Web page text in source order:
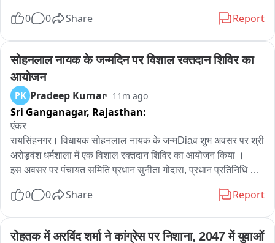
मंडळातील शेतकऱ्यांनाच भरपाई मिळाल्याने इतर भागातील शेतकऱ्यांमध्ये
पाठ फिरवल्याचे दिसून येत आहे.
0 0 Share Report
सोहनलाल नायक के जन्मदिन पर विशाल रक्तदान शिविर का
आयोजन
PK Pradeep Kumar 11m ago
Sri Ganganagar, Rajasthan:
एंकर
रायसिंहनगर। विधायक सोहनलाल नायक के जन्मDiaव शुभ अवसर पर श्री
अरोड़वंश धर्मशाला में एक विशाल रक्तदान शिविर का आयोजन किया ।
इस अवसर पर पंचायत समिति प्रधान सुनीता गोदारा, प्रधान प्रतिनिधि
सहित अनेक वरिष्ठ कार्यकर्ता व गणमान्य नागरिक मौजूद हैं।
मिल रहा है। सुबह से ही काफी संख्या में क्षेत्रवासी और समर्थक धर्मशाला
0 0 Share Report
रोहतक में अरविंद शर्मा ने कांग्रेस पर निशाना, 2047 में युवाओं